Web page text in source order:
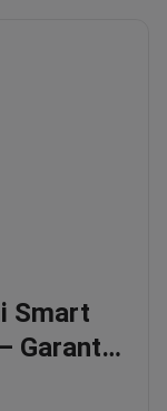
Smart
Garant…